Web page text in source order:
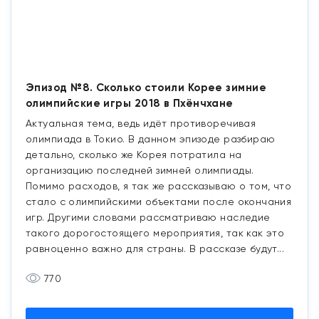
Эпизод №8. Сколько стоили Корее зимние
олимпийские игры 2018 в Пхёнчхане
Актуальная тема, ведь идёт противоречивая
олимпиада в Токио. В данном эпизоде разбираю
детально, сколько же Корея потратила на
организацию последней зимней олимпиады.
Помимо расходов, я так же рассказываю о том, что
стало с олимпийскими объектами после окончания
игр. Другими словами рассматриваю наследие
такого дорогостоящего мероприятия, так как это
равноценно важно для страны. В рассказе будут...
770